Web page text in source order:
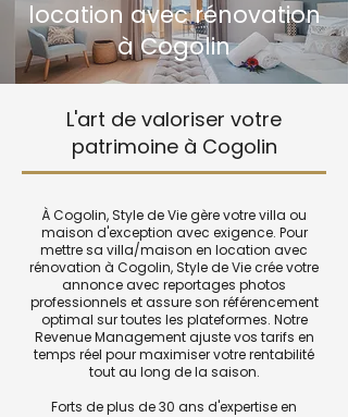
location avec rénovation
à Cogolin
L'art de valoriser votre
patrimoine à Cogolin
À Cogolin, Style de Vie gère votre villa ou
maison d'exception avec exigence. Pour
mettre sa villa/maison en location avec
rénovation à Cogolin, Style de Vie crée votre
annonce avec reportages photos
professionnels et assure son référencement
optimal sur toutes les plateformes. Notre
Revenue Management ajuste vos tarifs en
temps réel pour maximiser votre rentabilité
tout au long de la saison.
Forts de plus de 30 ans d'expertise en